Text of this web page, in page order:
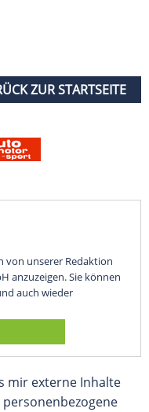
ZUR STARTSEITE
von unserer Redaktion
anzuzeigen. Sie können
auch wieder
mir externe Inhalte